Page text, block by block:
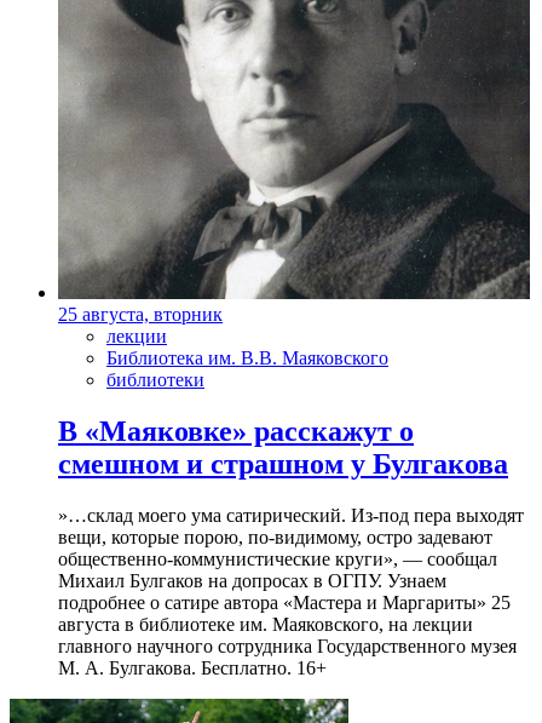
25 августа, вторник
лекции
Библиотека им. В.В. Маяковского
библиотеки
В «Маяковке» расскажут о
смешном и страшном у Булгакова
»…склад моего ума сатирический. Из-под пера выходят
вещи, которые порою, по-видимому, остро задевают
общественно-коммунистические круги», — сообщал
Михаил Булгаков на допросах в ОГПУ. Узнаем
подробнее о сатире автора «Мастера и Маргариты» 25
августа в библиотеке им. Маяковского, на лекции
главного научного сотрудника Государственного музея
М. А. Булгакова. Бесплатно. 16+